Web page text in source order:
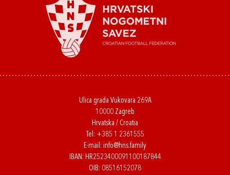
Ulica grada Vukovara 269A
10000 Zagreb
Hrvatska / Croatia
Tel: +385 1 2361555
E-mail: info@hns.family
IBAN: HR2523400091100187844
OIB: 08516152078